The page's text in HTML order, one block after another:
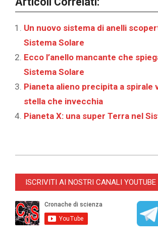
Un nuovo sistema di anelli
Sistema Solare
Ecco l’anello mancante che
Sistema Solare
Pianeta alieno precipita a spirale
stella che invecchia
Pianeta X: una super Terra nel
03-
ISCRIVITI AI NOSTRI CANALI YOUTUBE